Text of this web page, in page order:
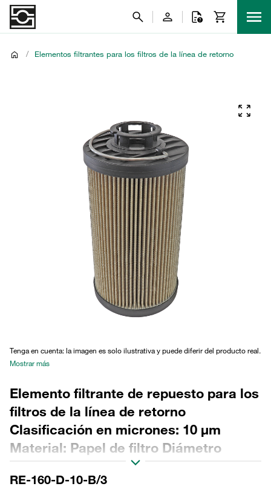
/ Elementos filtrantes para los filtros de la línea de retorno
Tenga en cuenta: la imagen es solo ilustrativa y puede diferir del producto real.
Mostrar más
Elemento filtrante de repuesto para los
filtros de la línea de retorno
Clasificación en micrones: 10 µm
Material: Papel de filtro Diámetro
exterior (mm): 95,5 Diámetro interior
(mm): 68,1 Longitud (mm): 334 Sellado:
RE-160-D-10-B/3